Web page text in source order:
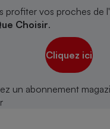
profiter vos proches de l'
Choisir.
Cliquez ici